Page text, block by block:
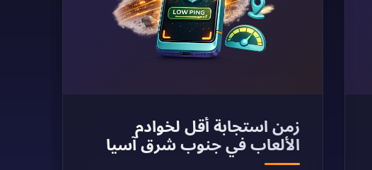
زمن استجابة أقل لخوادم
الألعاب في جنوب شرق آسيا